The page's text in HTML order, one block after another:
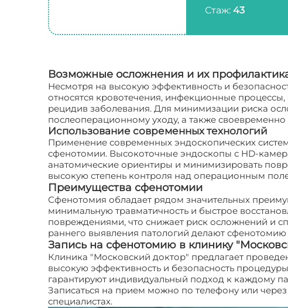
Стаж: 43
Возможные осложнения и их
Несмотря на высокую эффективность и
относятся кровотечения, инфекционные
рецидив заболевания. Для минимизации риска
послеоперационному уходу, а также
Использование современных технологий
Применение современных эндоскопических
сфенотомии. Высокоточные эндоскопы с HD-
анатомические ориентиры и минимизировать
высокую степень контроля над операционным
Преимущества сфенотомии
Сфенотомия обладает рядом значительных
минимальную травматичность и быстрое
повреждениями, что снижает риск осложнений и
раннего выявления патологий делают
Запись на сфенотомию в клинику
Клиника "Московский доктор" предлагает
высокую эффективность и безопасность
гарантируют индивидуальный подход к каждому
Записаться на прием можно по телефону или
специалистах.